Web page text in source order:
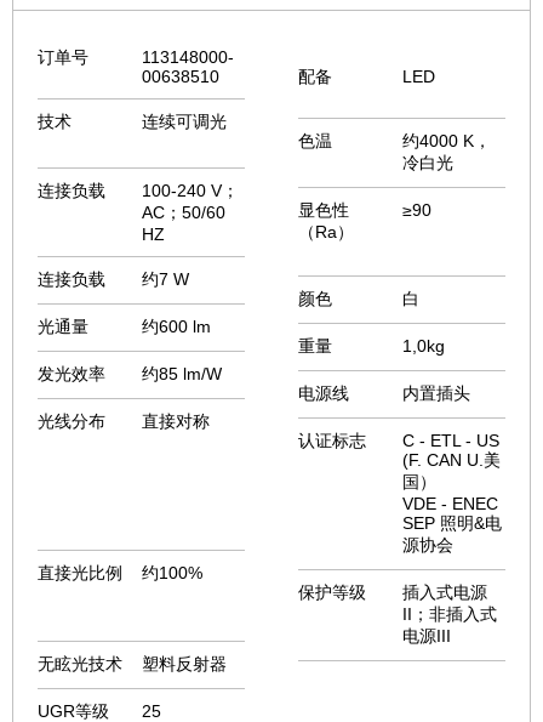
订单号
113148000-
00638510
技术 连续可调光
连接负载
100-240 V；
AC；50/60
HZ
连接负载 约7 W
光通量 约600 lm
发光效率 约85 lm/W
光线分布 直接对称
直接光比例 约100%
无眩光技术 塑料反射器
UGR等级
25
配备 LED
色温
约4000 K，
冷白光
显色性
（Ra）
≥90
颜色 白
重量 1,0kg
电源线 内置插头
认证标志
C - ETL - US
(F. CAN U.美
国）
VDE - ENEC
SEP 照明&电
源协会
保护等级
插入式电源
II；非插入式
电源III